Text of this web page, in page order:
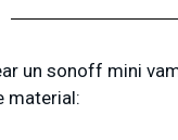
un sonoff mini
material: